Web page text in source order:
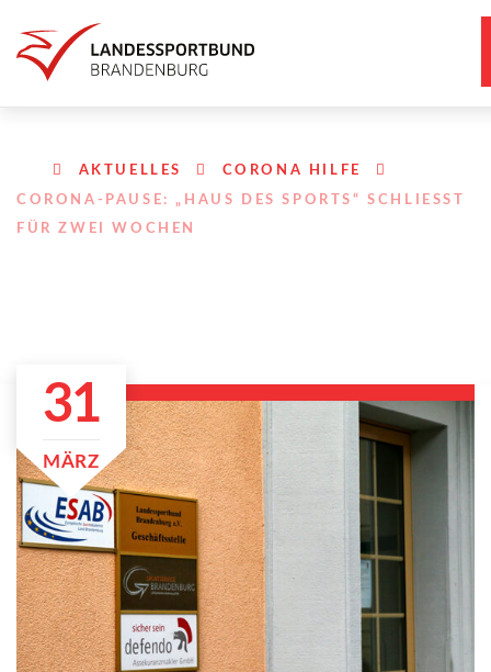
AKTUELLES CORONA HILFE
CORONA-PAUSE: „HAUS DES SPORTS“ SCHLIESST F
ÜR ZWEI WOCHEN
31
MÄRZ